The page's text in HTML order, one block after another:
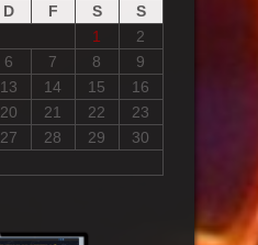
D F S
S
1
2
6 7 8
9
13 14 15
16
20 21 22
23
27 28 29
30